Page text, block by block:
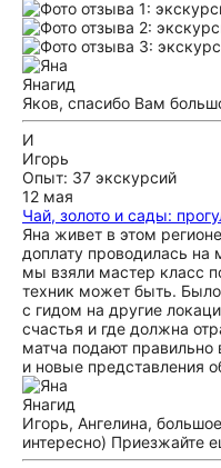
Янагид
Яков, спасибо Вам
И
Игорь
Опыт: 37 экскурсий
12 мая
Чай, золото и сады:
Яна живет в этом
доплату проводилась
мы взяли мастер класс
техник может быть.
с гидом на другие
счастья и где должна
матча подают
и новые представления
Янагид
Игорь, Ангелина,
интересно) Приезжайте